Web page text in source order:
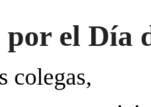
por el Día
colegas,